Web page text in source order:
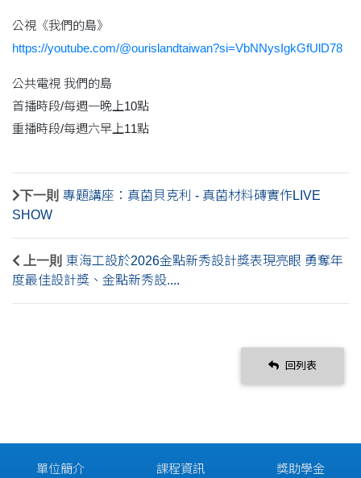
公視《我們的島》
https://youtube.com/@ourislandtaiwan?si=VbNNysIgkGfUlD78
公共電視 我們的島
首播時段/每週一晚上10點
重播時段/每週六早上11點
下一則 專題講座：真菌貝克利 - 真菌材料磚實作LIVE
SHOW
上一則 東海工設於2026金點新秀設計獎表現亮眼 勇奪年
度最佳設計獎、金點新秀設....
回列表
單位簡介 課程資訊 獎助學金